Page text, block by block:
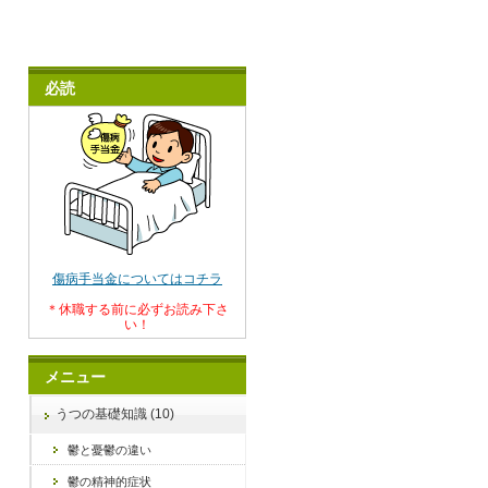
必読
傷病手当金についてはコチラ
＊休職する前に必ずお読み下さ
い！
メニュー
うつの基礎知識 (10)
鬱と憂鬱の違い
鬱の精神的症状